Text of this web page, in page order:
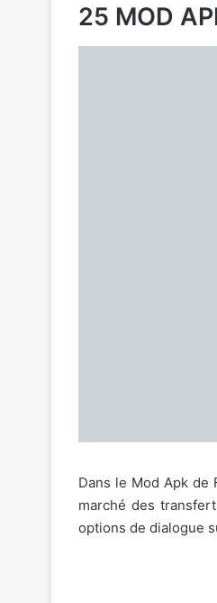
25 MOD
Dans le Mod Apk de
marché des
options de dialogue